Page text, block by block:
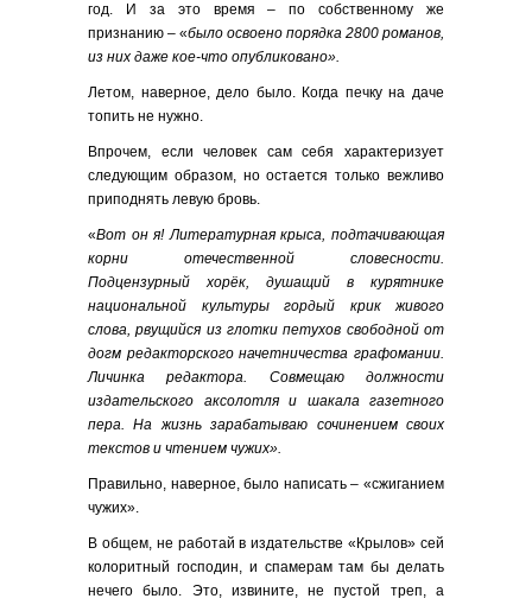
год. И за это время – по собственному же
признанию – «было освоено порядка 2800 романов,
из них даже кое-что опубликовано».
Летом, наверное, дело было. Когда печку на даче
топить не нужно.
Впрочем, если человек сам себя характеризует
следующим образом, но остается только вежливо
приподнять левую бровь.
«Вот он я! Литературная крыса, подтачивающая
корни отечественной словесности.
Подцензурный хорёк, душащий в курятнике
национальной культуры гордый крик живого
слова, рвущийся из глотки петухов свободной от
догм редакторского начетничества графомании.
Личинка редактора. Совмещаю должности
издательского аксолотля и шакала газетного
пера. На жизнь зарабатываю сочинением своих
текстов и чтением чужих».
Правильно, наверное, было написать – «сжиганием
чужих».
В общем, не работай в издательстве «Крылов» сей
колоритный господин, и спамерам там бы делать
нечего было. Это, извините, не пустой треп, а